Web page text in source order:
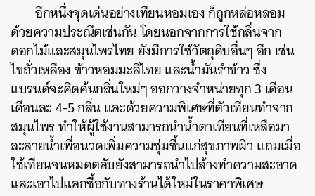
อีกหนึ่งจุดเด่นอย่างเทียนหอมเอง ก็ถูกหล่อหลอม
ด้วยความประณีตเช่นกัน โดยนอกจากการใช้กลิ่นจาก
ดอกไม้และสมุนไพรไทย ยังมีการใช้วัตถุดิบอื่นๆ อีก เช่น
ไขถั่วเหลือง ข้าวหอมมะลิไทย และน้ำมันรำข้าว ซึ่ง
แบรนด์จะคิดค้นกลิ่นใหม่ๆ ออกวางจำหน่ายทุก 3 เดือน
เดือนละ 4-5 กลิ่น และด้วยความพิเศษที่ตัวเทียนทำจาก
สมุนไพร ทำให้ผู้ใช้งานสามารถนำน้ำตาเทียนที่เหลือมา
ละลายน้ำเพื่อนวดเพิ่มความชุ่มชื้นแก่สุขภาพผิว แถมเมื่อ
ใช้เทียนจนหมดตลับยังสามารถนำไปล้างทำความสะอาด
และเอาไปแลกซื้อกับทางร้านได้ใหม่ในราคาพิเศษ